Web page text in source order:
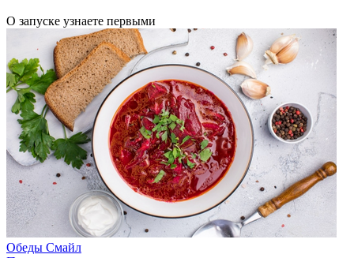
О запуске узнаете первыми
Обеды Смайл